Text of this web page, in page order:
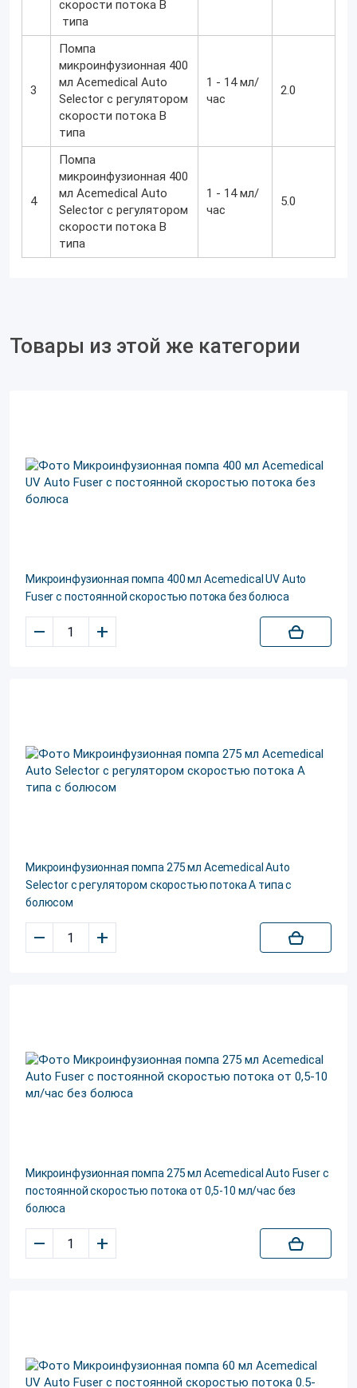
скорости потока B
типа
3
Помпа
микроинфузионная 400
мл Acemedical Auto
Selector с регулятором
скорости потока B
типа
1 - 14 мл/
час
2.0
4
Помпа
микроинфузионная 400
мл Acemedical Auto
Selector с регулятором
скорости потока B
типа
1 - 14 мл/
час
5.0
Товары из этой же категории
Микроинфузионная помпа 400 мл Acemedical UV Auto
Fuser с постоянной скоростью потока без болюса
– +
Микроинфузионная помпа 275 мл Acemedical Auto
Selector с регулятором скоростью потока А типа с
болюсом
– +
Микроинфузионная помпа 275 мл Acemedical Auto Fuser с
постоянной скоростью потока от 0,5-10 мл/час без
болюса
– +